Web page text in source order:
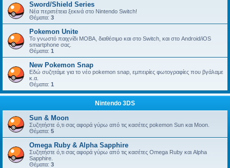
Sword/Shield Series
Νέα περιπέτεια ξεκινά στο Nintendo Switch!
Θέματα: 3
Pokemon Unite
Το γνωστό παιχνίδι MOBA, διαθέσιμο και στο Switch, και στο Android/iOS
smartphone σας.
Θέματα: 1
New Pokemon Snap
Εδώ συζητάμε για το νέο pokemon snap, εμπειρίες φωτογραφίες που βγάλαμε
κ.α.
Θέματα: 1
Nintendo 3DS
Sun & Moon
Συζητήστε ό,τι σας αφορά γύρω από τις κασέτες pokemon Sun και Moon.
Θέματα: 5
Omega Ruby & Alpha Sapphire
Συζητήστε ό,τι σας αφορά γύρω από τις κασέτες Omega Ruby και Alpha
Sapphire.
Θέματα: 3